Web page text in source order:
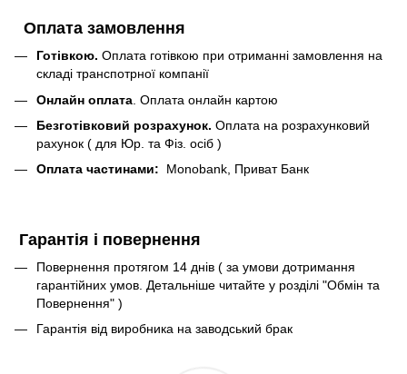
Оплата замовлення
Готівкою. Оплата готівкою при отриманні замовлення на
складі транспотрної компанії
Онлайн оплата . Оплата онлайн картою
Безготівковий розрахунок. Оплата на розрахунковий
рахунок ( для Юр. та Фіз. осіб )
Оплата частинами: Monobank, Приват Банк
Гарантія і повернення
Повернення протягом 14 днів ( за умови дотримання
гарантійних умов. Детальніше читайте у розділі "Обмін та
Повернення" )
Гарантія від виробника на заводський брак